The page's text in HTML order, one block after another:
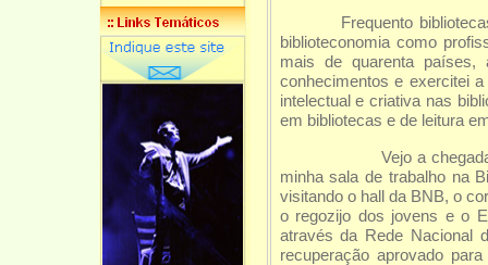
Frequento bibliotecas e
biblioteconomia como
mais de quarenta países,
conhecimentos e exercitei
intelectual e criativa nas
em bibliotecas e de leitura
Vejo a chegada de
minha sala de trabalho na
visitando o hall da BNB, o
o regozijo dos jovens e o
através da Rede Nacional
recuperação aprovado